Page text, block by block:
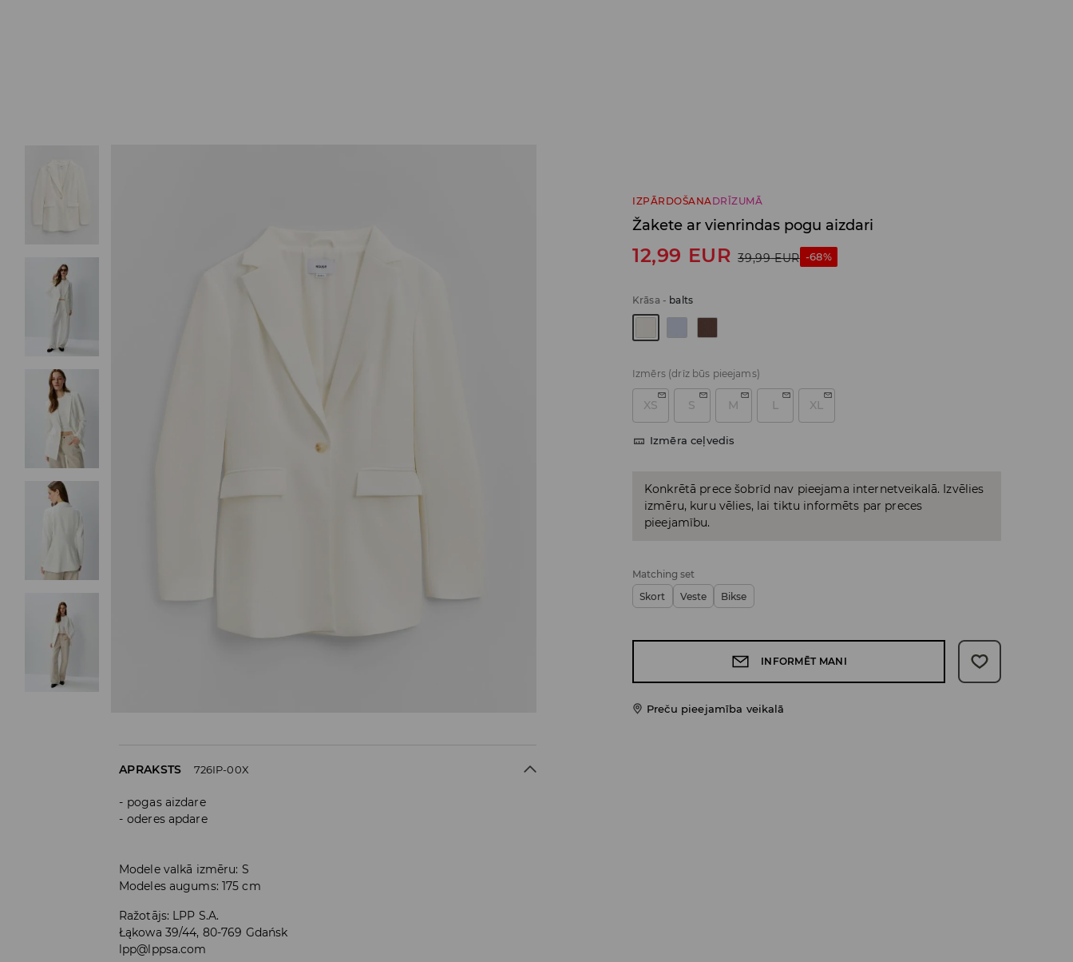
IZPĀRDOŠANADRĪZUMĀ
Žakete ar vienrindas pogu aizdari
12,99 EUR 39,99 EUR -68%
Krāsa - balts
Izmērs (drīz būs pieejams)
XS S M L XL
Izmēra ceļvedis
Konkrētā prece šobrīd nav pieejama internetveikalā. Izvēlies
izmēru, kuru vēlies, lai tiktu informēts par preces
pieejamību.
Matching set
Skort
Veste Bikse
INFORMĒT MANI
Preču pieejamība veikalā
APRAKSTS 726IP-00X
pogas aizdare
oderes apdare
Modele valkā izmēru: S
Modeles augums: 175 cm
Ražotājs: LPP S.A.
Łąkowa 39/44, 80-769 Gdańsk
lpp@lppsa.com